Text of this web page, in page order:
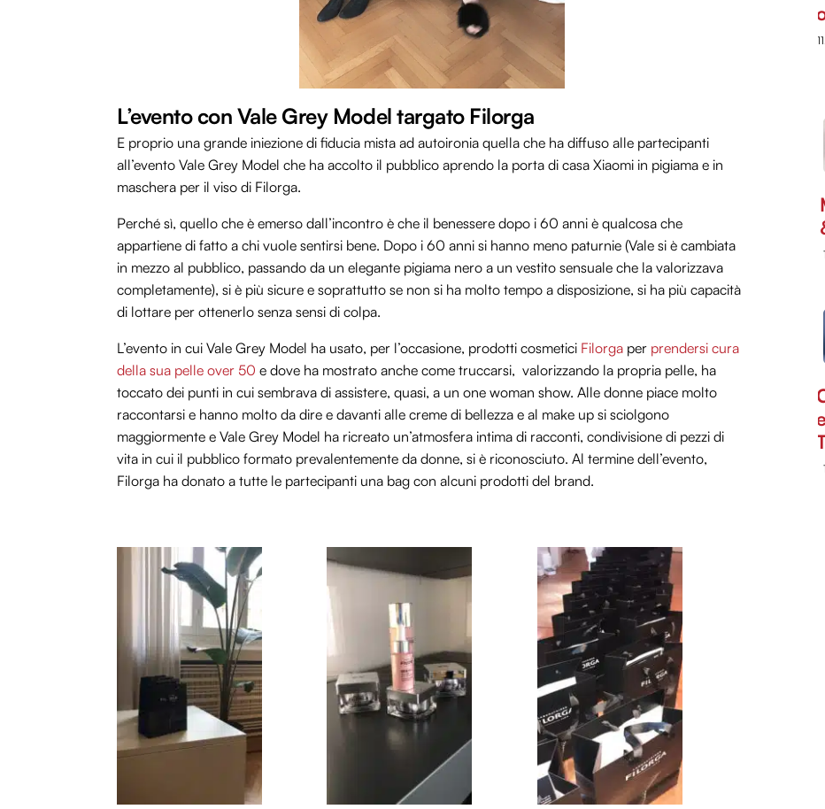
L’evento con Vale Grey Model targato Filorga
E proprio una grande iniezione di fiducia mista ad autoironia quella che ha diffuso alle partecipanti
all’evento Vale Grey Model che ha accolto il pubblico aprendo la porta di casa Xiaomi in pigiama e in
maschera per il viso di Filorga.
Perché sì, quello che è emerso dall’incontro è che il benessere dopo i 60 anni è qualcosa che
appartiene di fatto a chi vuole sentirsi bene. Dopo i 60 anni si hanno meno paturnie (Vale si è cambiata
in mezzo al pubblico, passando da un elegante pigiama nero a un vestito sensuale che la valorizzava
completamente), si è più sicure e soprattutto se non si ha molto tempo a disposizione, si ha più capacità
di lottare per ottenerlo senza sensi di colpa.
L’evento in cui Vale Grey Model ha usato, per l’occasione, prodotti cosmetici Filorga per prendersi cura
della sua pelle over 50 e dove ha mostrato anche come truccarsi, valorizzando la propria pelle, ha
toccato dei punti in cui sembrava di assistere, quasi, a un one woman show. Alle donne piace molto
raccontarsi e hanno molto da dire e davanti alle creme di bellezza e al make up si sciolgono
maggiormente e Vale Grey Model ha ricreato un’atmosfera intima di racconti, condivisione di pezzi di
vita in cui il pubblico formato prevalentemente da donne, si è riconosciuto. Al termine dell’evento,
Filorga ha donato a tutte le partecipanti una bag con alcuni prodotti del brand.